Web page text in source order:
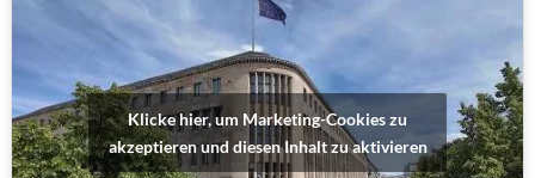
Klicke hier, um Marketing-Cookies zu
akzeptieren und diesen Inhalt zu aktivieren